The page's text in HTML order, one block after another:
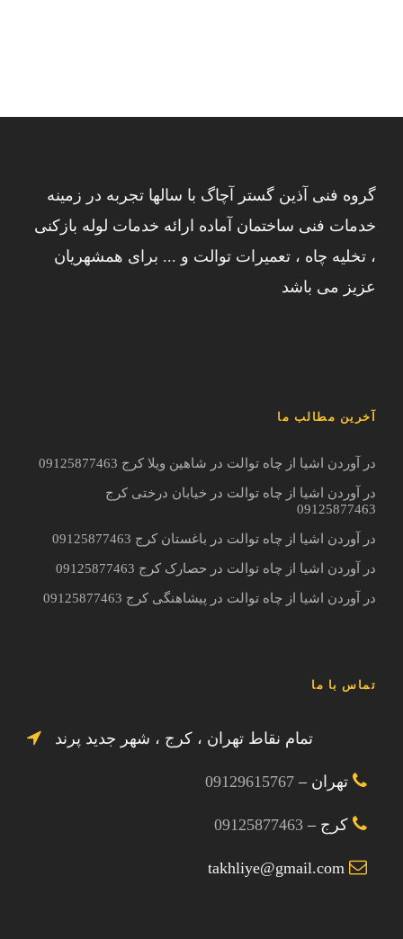
گروه فنی آذین گستر آچاگ با سالها تجربه در زمینه
خدمات فنی ساختمان آماده ارائه خدمات لوله بازکنی
، تخلیه چاه ، تعمیرات توالت و ... برای همشهریان
عزیز می باشد
آخرین مطالب ما
در آوردن اشیا از چاه توالت در شاهین ویلا کرج 09125877463
در آوردن اشیا از چاه توالت در خیابان درختی کرج
09125877463
در آوردن اشیا از چاه توالت در باغستان کرج 09125877463
در آوردن اشیا از چاه توالت در حصارک کرج 09125877463
در آوردن اشیا از چاه توالت در پیشاهنگی کرج 09125877463
تماس با ما
تمام نقاط تهران ، کرج ، شهر جدید پرند
تهران – 09129615767
کرج – 09125877463